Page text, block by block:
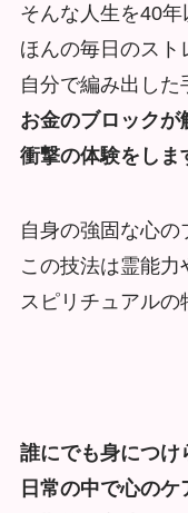
そんな人生を40
ほんの毎日のスト
自分で編み出した
お金のブロックが
衝撃の体験をしま
自身の強固な心の
この技法は霊能力
スピリチュアルの
誰にでも身につけ
日常の中で心のケ